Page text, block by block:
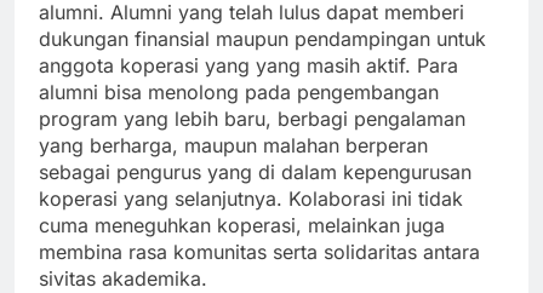
alumni. Alumni yang telah lulus dapat memberi
dukungan finansial maupun pendampingan untuk
anggota koperasi yang yang masih aktif. Para
alumni bisa menolong pada pengembangan
program yang lebih baru, berbagi pengalaman
yang berharga, maupun malahan berperan
sebagai pengurus yang di dalam kepengurusan
koperasi yang selanjutnya. Kolaborasi ini tidak
cuma meneguhkan koperasi, melainkan juga
membina rasa komunitas serta solidaritas antara
sivitas akademika.